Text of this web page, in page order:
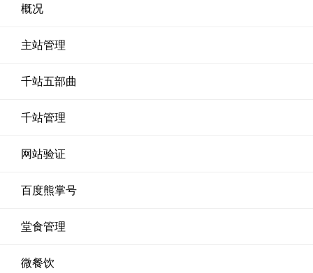
概况
主站管理
千站五部曲
千站管理
网站验证
百度熊掌号
堂食管理
微餐饮